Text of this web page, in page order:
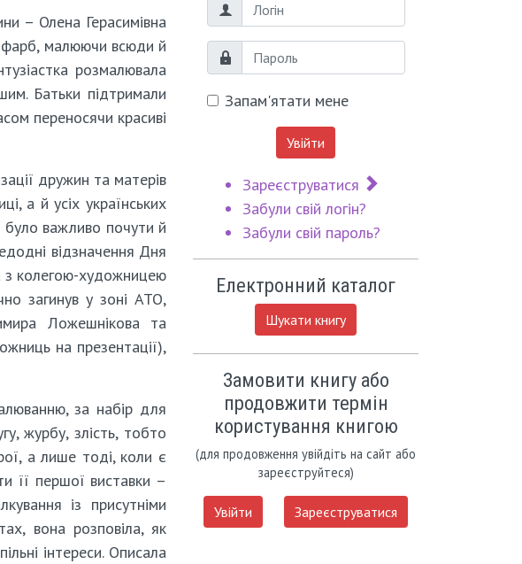
– Олена Герасимівна
фарб, малюючи всюди й
розмалювала
Батьки підтримали
переносячи красиві
дружин та матерів
а й усіх українських
було важливо почути й
відзначення Дня
з колегою-художницею
загинув у зоні АТО,
Ложешнікова та
на презентації),
за набір для
журбу, злість, тобто
а лише тоді, коли є
її першої виставки –
із присутніми
вона розповіла, як
інтереси. Описала
Логін
Пароль
Запам'ятати мене
Увійти
Зареєструватися
Забули свій логін?
Забули свій пароль?
Електронний каталог
Шукати книгу
Замовити книгу або
продовжити термін
користування книгою
(для продовження увійдіть на сайт або
зареєструйтеся)
Увійти Зареєструватися